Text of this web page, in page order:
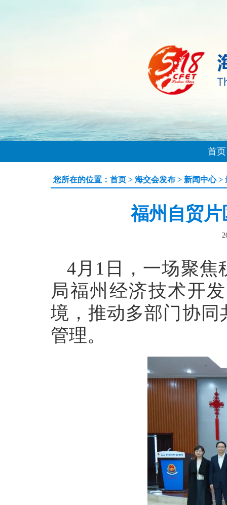
首页
您所在的位置： 首页 > 海交会发布 > 新闻中心>
福州自贸
4月1日，一场聚焦
局福州经济技术开
境，推动多部门协
管理。